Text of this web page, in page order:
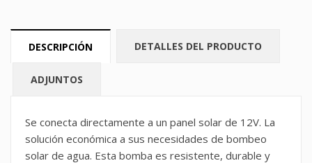
DESCRIPCIÓN DETALLES DEL PRODUCTO
ADJUNTOS
Se conecta directamente a un panel solar de 12V. La
solución económica a sus necesidades de bombeo
solar de agua. Esta bomba es resistente, durable y